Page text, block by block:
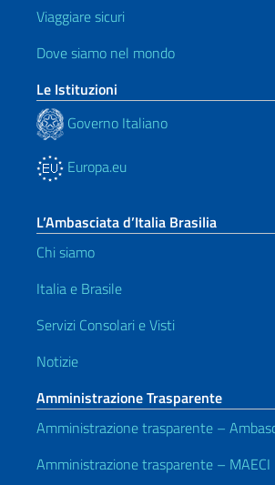
Viaggiare sicuri
Dove siamo nel mondo
Le Istituzioni
Governo Italiano
Europa.eu
L’Ambasciata d’Italia Brasilia
Chi siamo
Italia e Brasile
Servizi Consolari e Visti
Notizie
Amministrazione Trasparente
Amministrazione trasparente –
Amministrazione trasparente – MAECI